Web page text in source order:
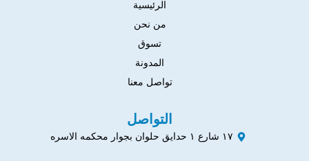
الرئيسية
من نحن
تسوق
المدونة
تواصل معنا
التواصل
١٧ شارع ١ حدايق حلوان بجوار محكمه الاسره